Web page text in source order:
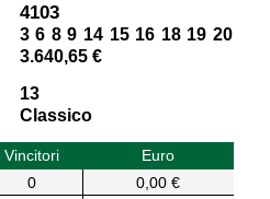
4103
3 6 8 9 14 15 16 18 19 20
3.640,65 €
13
Classico
Vincitori
Euro
0
0,00 €